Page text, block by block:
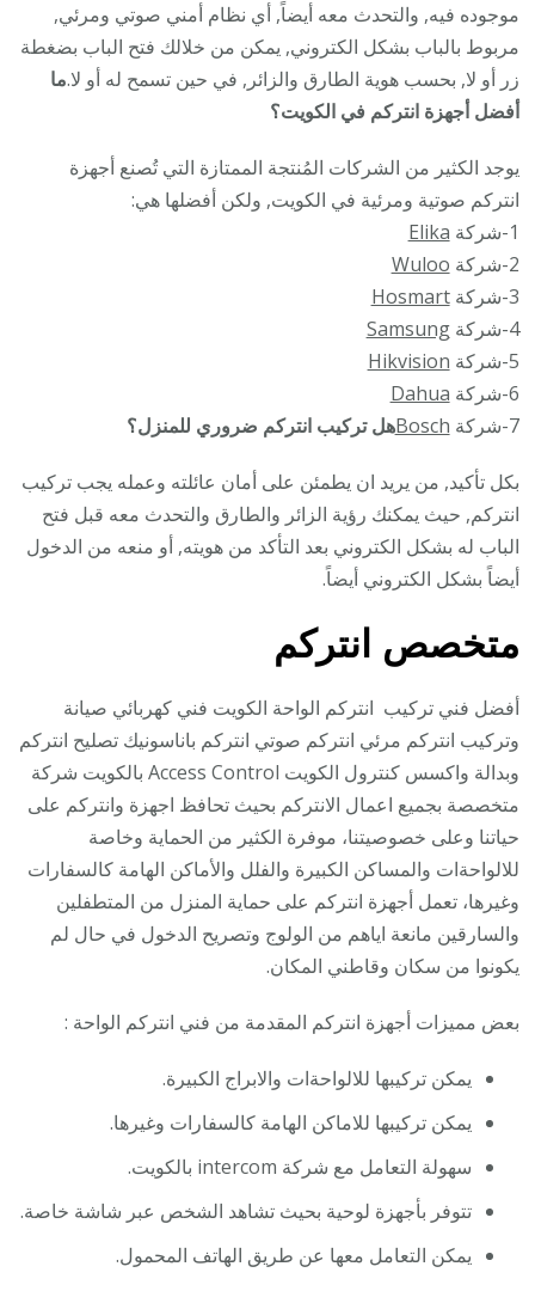
موجوده فيه, والتحدث معه أيضاً, أي نظام أمني صوتي ومرئي,
مربوط بالباب بشكل الكتروني, يمكن من خلالك فتح الباب بضغطة
زر أو لا, بحسب هوية الطارق والزائر, في حين تسمح له أو لا.ما
أفضل أجهزة انتركم في الكويت؟
يوجد الكثير من الشركات المُنتجة الممتازة التي تُصنع أجهزة
انتركم صوتية ومرئية في الكويت, ولكن أفضلها هي:
1-شركة
Elika
2-شركة
Wuloo
3-شركة
Hosmart
4-شركة
Samsung
5-شركة
Hikvision
6-شركة
Dahua
7-شركة
Boschهل تركيب انتركم ضروري للمنزل؟
بكل تأكيد, من يريد ان يطمئن على أمان عائلته وعمله يجب تركيب
انتركم, حيث يمكنك رؤية الزائر والطارق والتحدث معه قبل فتح
الباب له بشكل الكتروني بعد التأكد من هويته, أو منعه من الدخول
أيضاً بشكل الكتروني أيضاً.
متخصص انتركم
أفضل فني تركيب انتركم الواحة الكويت فني كهربائي صيانة
وتركيب انتركم مرئي انتركم صوتي انتركم باناسونيك تصليح انتركم
وبدالة واكسس كنترول الكويت Access Control بالكويت شركة
متخصصة بجميع اعمال الانتركم بحيث تحافظ اجهزة وانتركم على
حياتنا وعلى خصوصيتنا، موفرة الكثير من الحماية وخاصة
للالواحةات والمساكن الكبيرة والفلل والأماكن الهامة كالسفارات
وغيرها، تعمل أجهزة انتركم على حماية المنزل من المتطفلين
والسارقين مانعة اياهم من الولوج وتصريح الدخول في حال لم
يكونوا من سكان وقاطني المكان.
بعض مميزات أجهزة انتركم المقدمة من فني انتركم الواحة :
يمكن تركيبها للالواحةات والابراج الكبيرة.
يمكن تركيبها للاماكن الهامة كالسفارات وغيرها.
سهولة التعامل مع شركة intercom بالكويت.
تتوفر بأجهزة لوحية بحيث تشاهد الشخص عبر شاشة خاصة.
يمكن التعامل معها عن طريق الهاتف المحمول.